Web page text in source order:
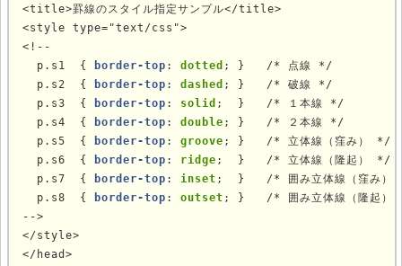
<title>罫線のスタイル指定サンプル</title>
<style type="text/css">
<!--
  p.s1  {
border-top : dotted ; }   /* 点線 */
  p.s2  {
border-top : dashed ; }   /* 破線 */
  p.s3  {
border-top : solid ;  }   /* １本線 */
  p.s4  {
border-top : double ; }   /* ２本線 */
  p.s5  {
border-top : groove ; }   /* 立体線（窪み） */
  p.s6  {
border-top : ridge ;  }   /* 立体線（隆起） */
  p.s7  {
border-top : inset ;  }   /* 囲み立体線（窪み
  p.s8  {
border-top : outset ; }   /* 囲み立体線（隆起
-->
</style>
</head>